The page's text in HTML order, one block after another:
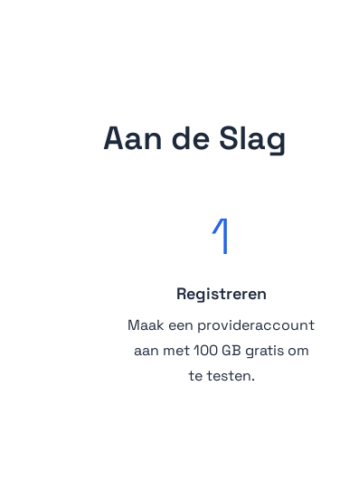
Aan de Slag
1
Registreren
Maak een provideraccount
aan met 100 GB gratis om
te testen.